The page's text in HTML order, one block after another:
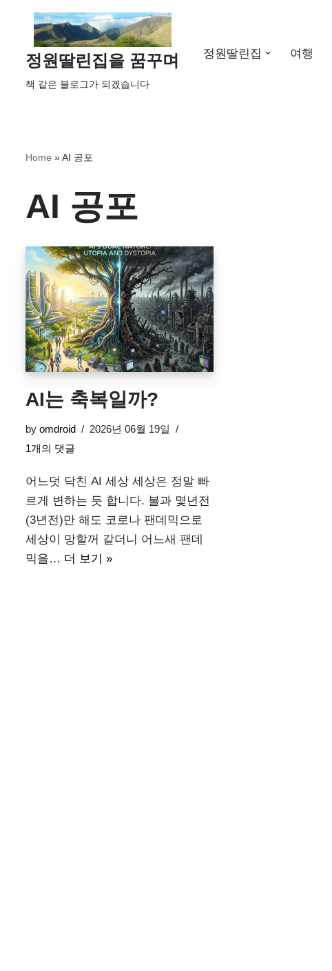
정원딸린집을 꿈꾸며
책 같은 블로그가 되겠습니다
정원딸린집 여행
Home »AI 공포
AI 공포
AI는 축복일까?
by omdroid
2026년 06월 19일
1개의 댓글
어느덧 닥친 AI 세상 세상은 정말 빠
르게 변하는 듯 합니다. 불과 몇년전
(3년전)만 해도 코로나 팬데믹으로
세상이 망할꺼 같더니 어느새 팬데
믹을… 더 보기 »